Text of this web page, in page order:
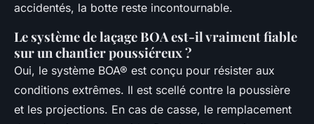
accidentés, la botte reste incontournable.
Le système de laçage BOA est-il vraiment fiable
sur un chantier poussiéreux ?
Oui, le système BOA® est conçu pour résister aux
conditions extrêmes. Il est scellé contre la poussière
et les projections. En cas de casse, le remplacement